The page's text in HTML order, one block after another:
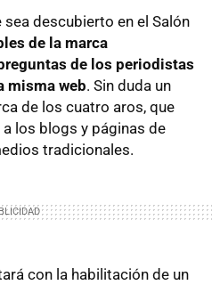
descubierto en el Salón
de la marca
de los periodistas
misma web. Sin duda un
de los cuatro aros, que
los blogs y páginas de
tradicionales.
con la habilitación de un